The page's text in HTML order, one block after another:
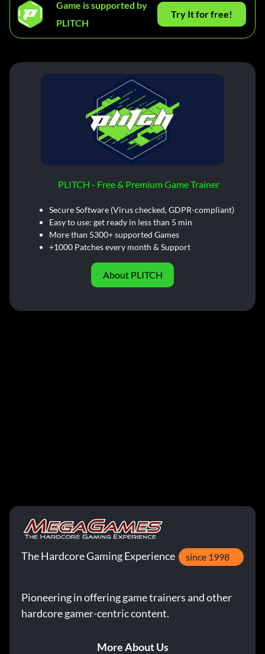
Game is supported by
PLITCH
Try It for free!
PLITCH - Free & Premium Game Trainer
Secure Software (Virus checked, GDPR-compliant)
Easy to use: get ready in less than 5 min
More than 5300+ supported Games
+1000 Patches every month & Support
About PLITCH
The Hardcore Gaming Experience since 1998
Pioneering in offering game trainers and other
hardcore gamer-centric content.
More About Us